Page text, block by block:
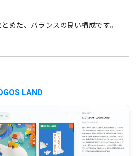
めた、バランスの良い構成です。
LAND